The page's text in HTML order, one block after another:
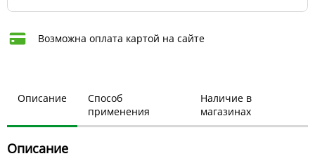
Возможна оплата картой на сайте
Описание
Способ
применения
Наличие в
магазинах
Описание